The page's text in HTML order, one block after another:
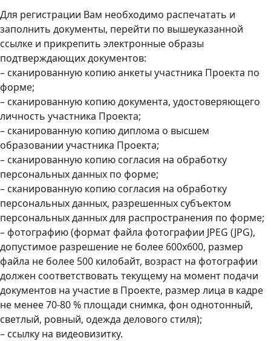
Для регистрации Вам необходимо распечатать и
заполнить документы, перейти по вышеуказанной
ссылке и прикрепить электронные образы
подтверждающих документов:
– сканированную копию анкеты участника Проекта по
форме;
– сканированную копию документа, удостоверяющего
личность участника Проекта;
– сканированную копию диплома о высшем
образовании участника Проекта;
– сканированную копию согласия на обработку
персональных данных по форме;
– сканированную копию согласия на обработку
персональных данных, разрешенных субъектом
персональных данных для распространения по форме;
– фотографию (формат файла фотографии JPEG (JPG),
допустимое разрешение не более 600х600, размер
файла не более 500 килобайт, возраст на фотографии
должен соответствовать текущему на момент подачи
документов на участие в Проекте, размер лица в кадре
не менее 70-80 % площади снимка, фон однотонный,
светлый, ровный, одежда делового стиля);
– ссылку на видеовизитку.